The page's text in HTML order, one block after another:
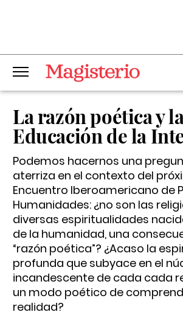
La razón poética y
Educación de la
Podemos hacernos una
aterriza en el contexto del
Encuentro Iberoamericano de
Humanidades: ¿no son las
diversas espiritualidades
de la humanidad, una
“razón poética”? ¿Acaso la
profunda que subyace en el
incandescente de cada cada
un modo poético de
realidad?